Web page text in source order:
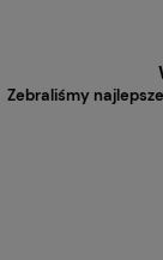
Zebraliśmy